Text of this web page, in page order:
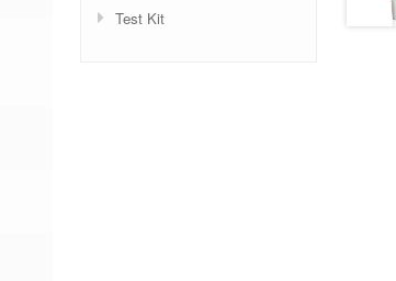
Test Kit